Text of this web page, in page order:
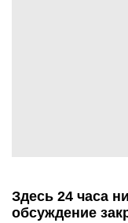
Здесь 24 часа
обсуждение